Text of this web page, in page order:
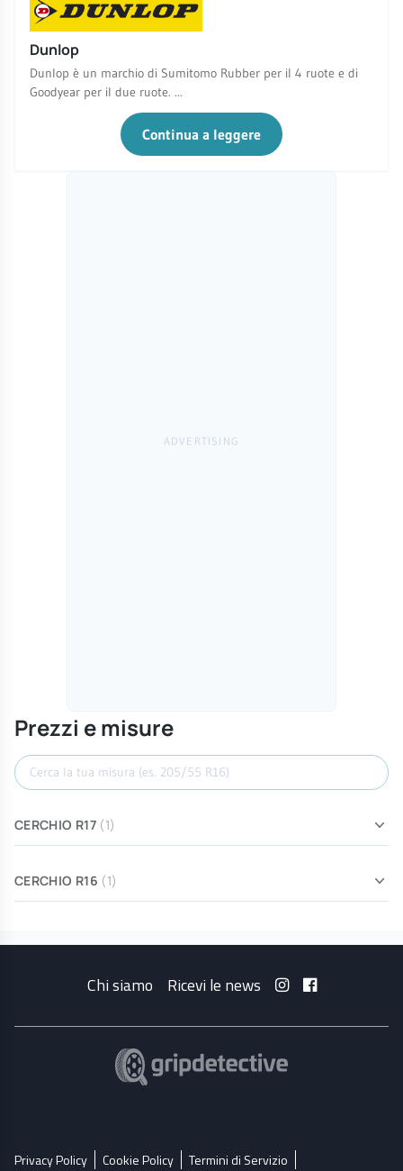
Dunlop
Dunlop è un marchio di Sumitomo Rubber per il 4 ruote e di
Goodyear per il due ruote. ...
Continua a leggere
Prezzi e misure
Cerca misura
CERCHIO R17 (1)
CERCHIO R16 (1)
Chi siamo Ricevi le news
Privacy Policy Cookie Policy Termini di Servizio